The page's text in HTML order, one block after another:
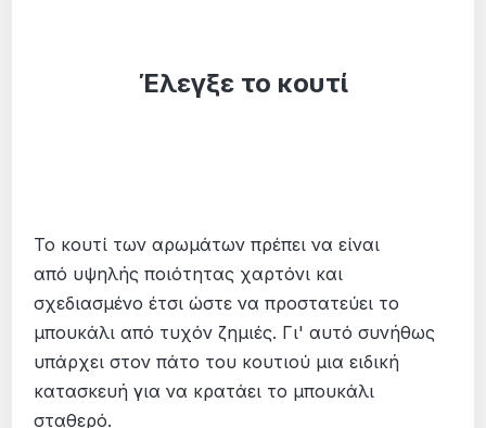
Έλεγξε το κουτί
Το κουτί των αρωμάτων πρέπει να είναι
από υψηλής ποιότητας χαρτόνι και
σχεδιασμένο έτσι ώστε να προστατεύει το
μπουκάλι από τυχόν ζημιές. Γι' αυτό συνήθως
υπάρχει στον πάτο του κουτιού μια ειδική
κατασκευή για να κρατάει το μπουκάλι
σταθερό.